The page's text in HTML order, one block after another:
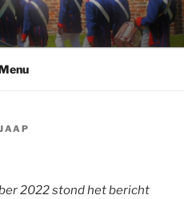
JAAP
2022 stond het bericht